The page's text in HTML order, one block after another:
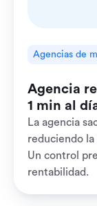
Agencias de
Agencia
1 min al
La agencia
reduciendo la
Un control
rentabilidad.